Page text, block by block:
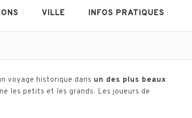
VILLE INFOS PRATIQUES
voyage historique dans un des plus beaux
les petits et les grands. Les joueurs de